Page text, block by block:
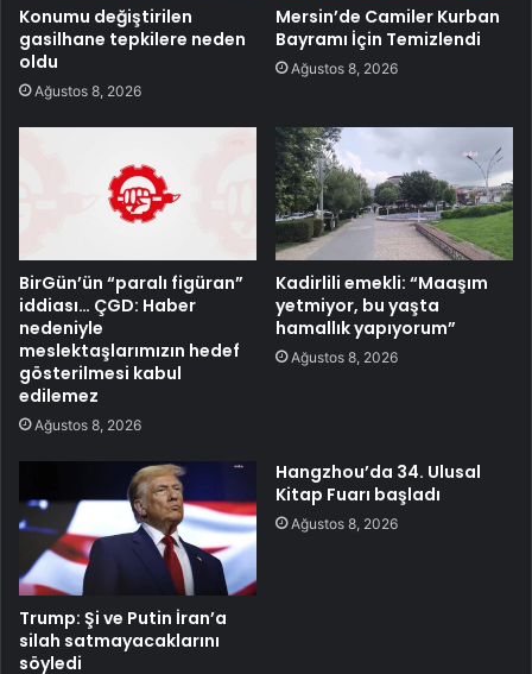
Konumu değiştirilen
gasilhane tepkilere neden
oldu
Ağustos 8, 2026
Mersin’de Camiler Kurban
Bayramı İçin Temizlendi
Ağustos 8, 2026
BirGün’ün “paralı figüran”
iddiası… ÇGD: Haber
nedeniyle
meslektaşlarımızın hedef
gösterilmesi kabul
edilemez
Ağustos 8, 2026
Kadirlili emekli: “Maaşım
yetmiyor, bu yaşta
hamallık yapıyorum”
Ağustos 8, 2026
Trump: Şi ve Putin İran’a
silah satmayacaklarını
söyledi
Hangzhou’da 34. Ulusal
Kitap Fuarı başladı
Ağustos 8, 2026